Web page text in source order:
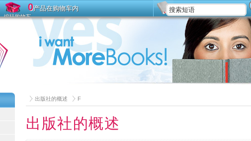
出版社的概述 F
出版社的概述
0产品在购物车内
编辑购物车
安装
高级搜索